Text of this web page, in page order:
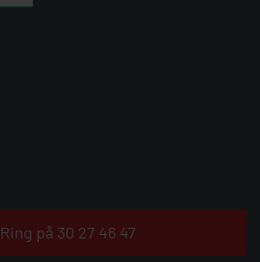
Ring på 30 27 46 47